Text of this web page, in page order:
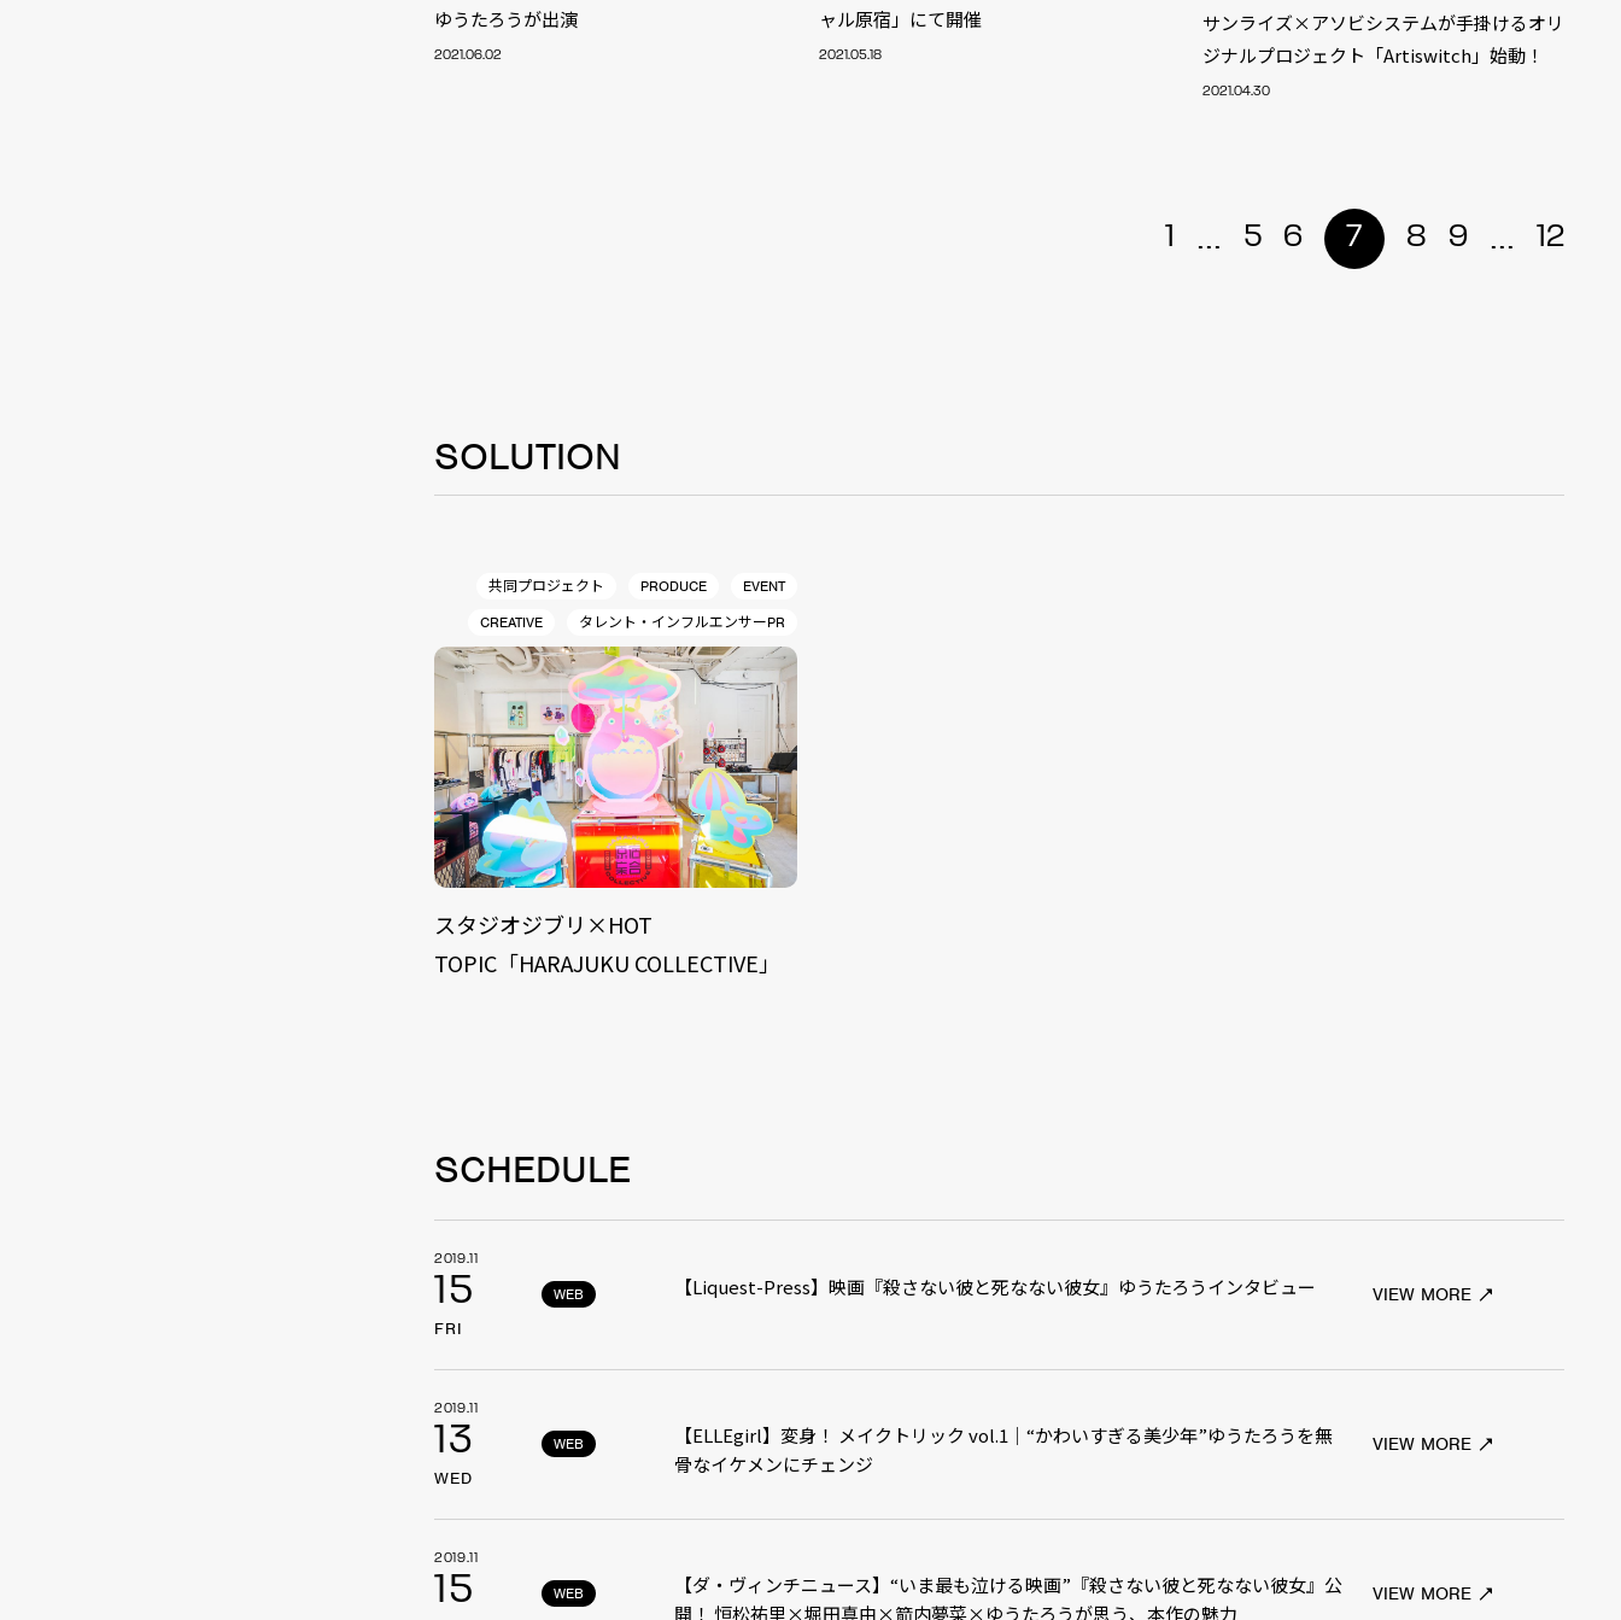
ゆうたろうが出演
2021.06.02
ャル原宿」にて開催
2021.05.18
サンライズ×アソビシステムが手掛けるオリ
ジナルプロジェクト「Artiswitch」始動！
2021.04.30
1 ... 5 6 7 8 9 ... 12
SOLUTION
共同プロジェクト PRODUCE
EVENT
CREATIVE
タレント・インフルエンサーPR
スタジオジブリ×HOT
TOPIC「HARAJUKU COLLECTIVE」
SCHEDULE
2019.11
15
FRI
WEB 【Liquest-Press】映画『殺さない彼と死なない彼女』ゆうたろうインタビュー VIEW MORE
2019.11
13
WED
WEB
【ELLEgirl】変身！ メイクトリック vol.1｜“かわいすぎる美少年”ゆうたろうを無
骨なイケメンにチェンジ
VIEW MORE
2019.11
15 WEB
【ダ・ヴィンチニュース】“いま最も泣ける映画”『殺さない彼と死なない彼女』公
開！ 恒松祐里×堀田真由×箭内夢菜×ゆうたろうが思う、本作の魅力
VIEW MORE